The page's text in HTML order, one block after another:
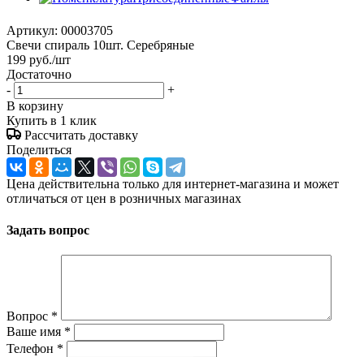
Артикул: 00003705
Свечи спираль 10шт. Серебряные
199 руб./шт
Достаточно
-
+
В корзину
Купить в 1 клик
Рассчитать доставку
Поделиться
Цена действительна только для интернет-магазина и может
отличаться от цен в розничных магазинах
Задать вопрос
Вопрос *
Ваше имя *
Телефон *